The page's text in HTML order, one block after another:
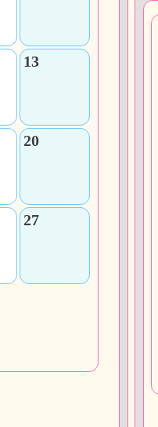
13
20
27